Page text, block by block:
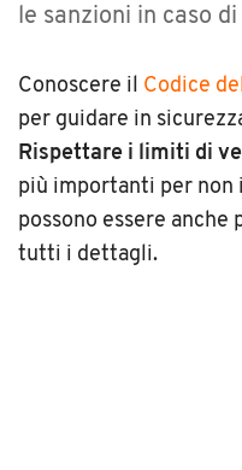
le sanzioni in caso
Conoscere il Codice
per guidare in
Rispettare i limiti di
più importanti per non
possono essere
tutti i dettagli.